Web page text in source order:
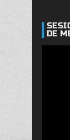
DE